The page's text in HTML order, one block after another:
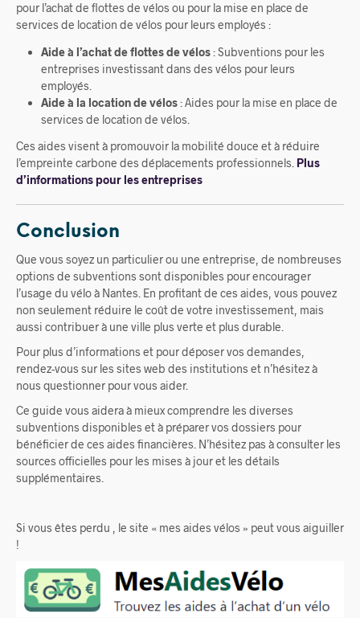
pour l’achat de flottes de vélos ou pour la mise en place de
services de location de vélos pour leurs employés :
Aide à l’achat de flottes de vélos: Subventions pour les
entreprises investissant dans des vélos pour leurs
employés.
Aide à la location de vélos: Aides pour la mise en place de
services de location de vélos.
Ces aides visent à promouvoir la mobilité douce et à réduire
l’empreinte carbone des déplacements professionnels. Plus
d’informations pour les entreprises
Conclusion
Que vous soyez un particulier ou une entreprise, de nombreuses
options de subventions sont disponibles pour encourager
l’usage du vélo à Nantes. En profitant de ces aides, vous pouvez
non seulement réduire le coût de votre investissement, mais
aussi contribuer à une ville plus verte et plus durable.
Pour plus d’informations et pour déposer vos demandes,
rendez-vous sur les sites web des institutions et n’hésitez à
nous questionner pour vous aider.
Ce guide vous aidera à mieux comprendre les diverses
subventions disponibles et à préparer vos dossiers pour
bénéficier de ces aides financières. N’hésitez pas à consulter les
sources officielles pour les mises à jour et les détails
supplémentaires.
Si vous êtes perdu , le site « mes aides vélos » peut vous aiguiller
!